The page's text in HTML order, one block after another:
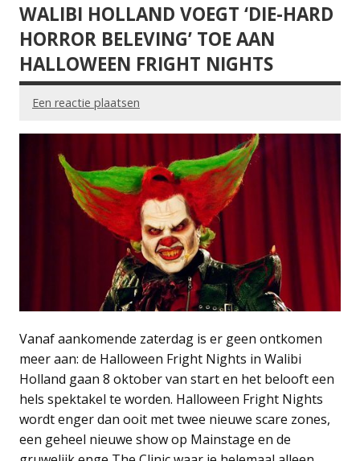
WALIBI HOLLAND VOEGT ‘DIE-HARD
HORROR BELEVING’ TOE AAN
HALLOWEEN FRIGHT NIGHTS
Een reactie plaatsen
Vanaf aankomende zaterdag is er geen ontkomen
meer aan: de Halloween Fright Nights in Walibi
Holland gaan 8 oktober van start en het belooft een
hels spektakel te worden. Halloween Fright Nights
wordt enger dan ooit met twee nieuwe scare zones,
een geheel nieuwe show op Mainstage en de